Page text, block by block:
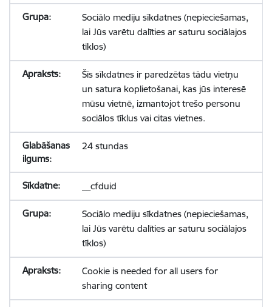
Sociālo mediju sīkdatnes (nepieciešamas,
lai Jūs varētu dalīties ar saturu sociālajos
tīklos)
Šīs sīkdatnes ir paredzētas tādu vietņu
un satura koplietošanai, kas jūs interesē
mūsu vietnē, izmantojot trešo personu
sociālos tīklus vai citas vietnes.
24 stundas
__cfduid
Sociālo mediju sīkdatnes (nepieciešamas,
lai Jūs varētu dalīties ar saturu sociālajos
tīklos)
Cookie is needed for all users for
sharing content